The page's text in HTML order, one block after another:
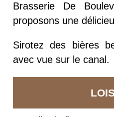
Brasserie De
proposons une
Sirotez des bières
avec vue sur le canal.